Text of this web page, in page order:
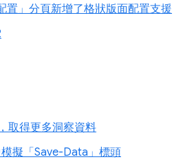
置」分頁新增了格狀版面配置支援
取得更多洞察資料
擬「Save-Data」標頭